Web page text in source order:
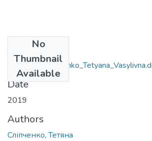
No
Thumbnail
Available
Date
2019
Authors
Сліпченко, Тетяна